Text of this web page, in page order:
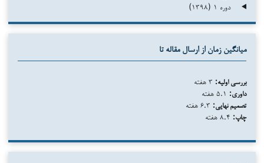
دوره ۱ (۱۳۹۸)
میانگین زمان از ارسال مقاله تا
بررسی اولیه:
داوری:
تصمیم نهایی:
چاپ: